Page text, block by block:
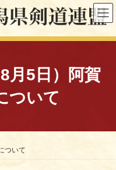
月5日）阿賀
ついて
ついて